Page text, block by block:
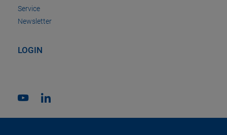
Service
Newsletter
LOGIN